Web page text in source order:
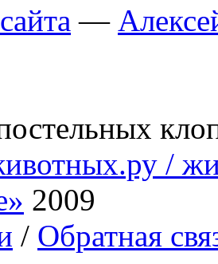
—
/
2009
/ Обратная